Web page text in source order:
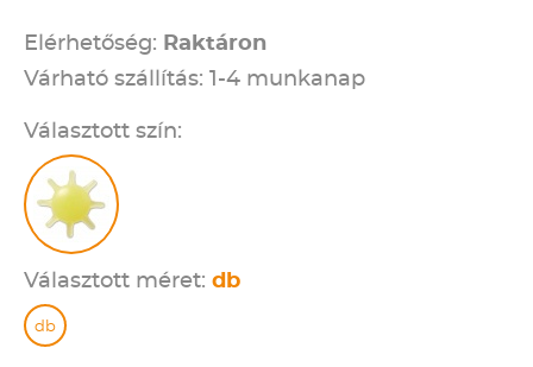
Elérhetőség: Raktáron
Várható szállítás: 1-4 munkanap
Választott szín:
Választott méret: db
db